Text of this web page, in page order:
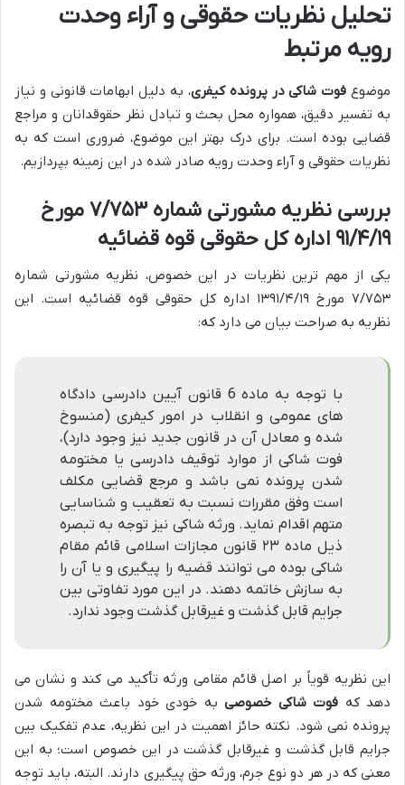
تحلیل نظریات حقوقی و آراء وحدت
رویه مرتبط
موضوع فوت شاکی در پرونده کیفری، به دلیل ابهامات قانونی و نیاز
به تفسیر دقیق، همواره محل بحث و تبادل نظر حقوقدانان و مراجع
قضایی بوده است. برای درک بهتر این موضوع، ضروری است که به
نظریات حقوقی و آراء وحدت رویه صادر شده در این زمینه بپردازیم.
بررسی نظریه مشورتی شماره ۷/۷۵۳ مورخ
۹۱/۴/۱۹ اداره کل حقوقی قوه قضائیه
یکی از مهم ترین نظریات در این خصوص، نظریه مشورتی شماره
۷/۷۵۳ مورخ ۱۳۹۱/۴/۱۹ اداره کل حقوقی قوه قضائیه است. این
نظریه به صراحت بیان می دارد که:
با توجه به ماده 6 قانون آیین دادرسی دادگاه
های عمومی و انقلاب در امور کیفری (منسوخ
شده و معادل آن در قانون جدید نیز وجود دارد)،
فوت شاکی از موارد توقیف دادرسی یا مختومه
شدن پرونده نمی باشد و مرجع قضایی مکلف
است وفق مقررات نسبت به تعقیب و شناسایی
متهم اقدام نماید. ورثه شاکی نیز توجه به تبصره
ذیل ماده ۲۳ قانون مجازات اسلامی قائم مقام
شاکی بوده می توانند قضیه را پیگیری و یا آن را
به سازش خاتمه دهند. در این مورد تفاوتی بین
جرایم قابل گذشت و غیرقابل گذشت وجود ندارد.
این نظریه قویاً بر اصل قائم مقامی ورثه تأکید می کند و نشان می
دهد که فوت شاکی خصوصی به خودی خود باعث مختومه شدن
پرونده نمی شود. نکته حائز اهمیت در این نظریه، عدم تفکیک بین
جرایم قابل گذشت و غیرقابل گذشت در این خصوص است؛ به این
معنی که در هر دو نوع جرم، ورثه حق پیگیری دارند. البته، باید توجه